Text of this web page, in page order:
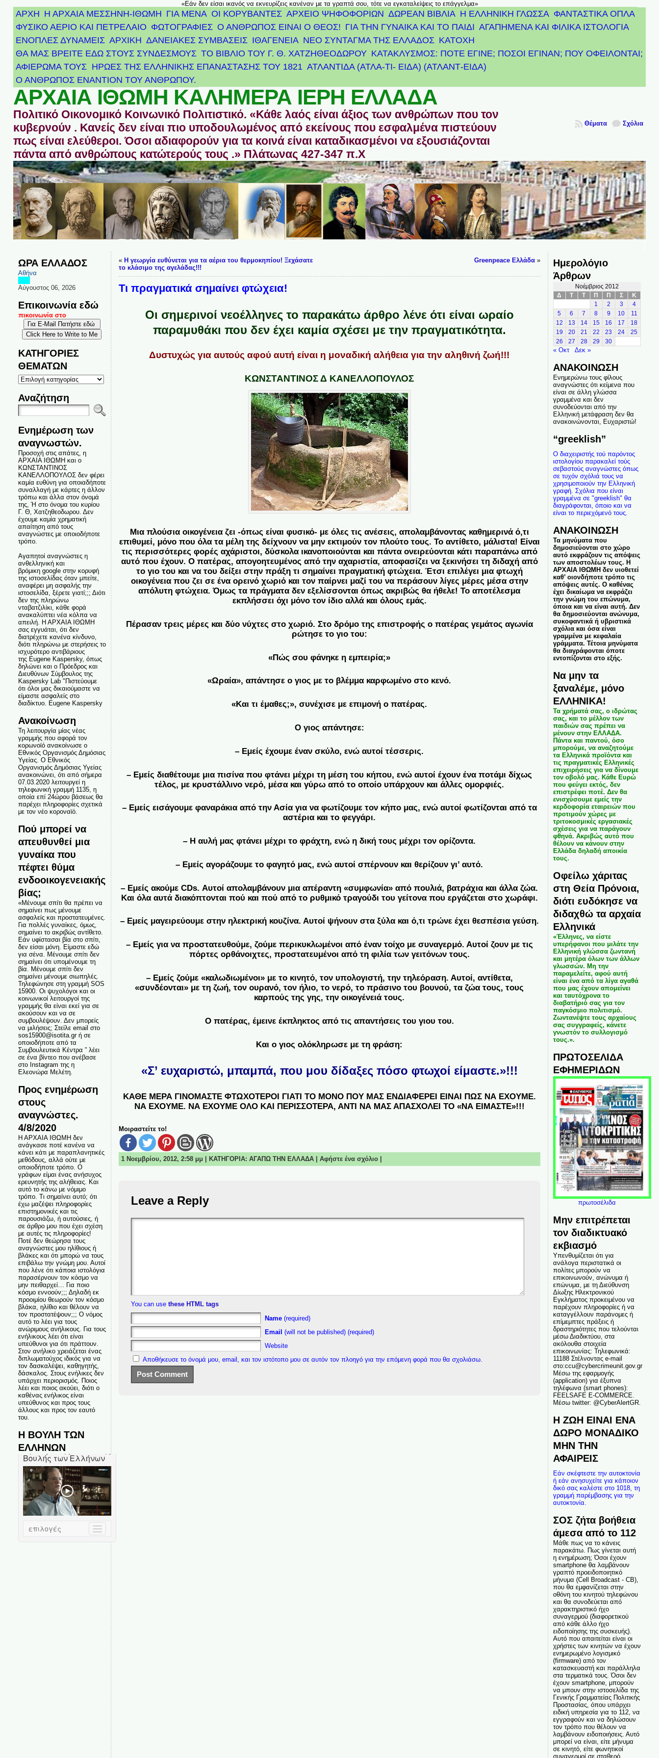
«Εάν δεν είσαι ικανός να εκνευρίζεις κανέναν με τα γραπτά σου, τότε να εγκαταλείψεις το επάγγελμα»
ΑΡΧΗ Η ΑΡΧΑΙΑ ΜΕΣΣΗΝΗ-ΙΘΩΜΗ ΓΙΑ ΜΕΝΑ ΟΙ ΚΟΡΥΒΑΝΤΕΣ ΑΡΧΕΊΟ ΨΗΦΟΦΟΡΙΏΝ ΔΩΡΕΑΝ ΒΙΒΛΙΑ Η ΕΛΛΗΝΙΚΗ ΓΛΩΣΣΑ ΦΑΝΤΑΣΤΙΚΑ ΟΠΛΑ
ΦΥΣΙΚΟ ΑΕΡΙΟ ΚΑΙ ΠΕΤΡΕΛΑΙΟ ΦΩΤΟΓΡΑΦΙΕΣ Ο ΑΝΘΡΩΠΟΣ ΕΙΝΑΙ Ο ΘΕΟΣ! ΓΙΑ ΤΗΝ ΓΥΝΑΙΚΑ ΚΑΙ ΤΟ ΠΑΙΔΙ ΑΓΑΠΗΜΕΝΑ ΚΑΙ ΦΙΛΙΚΑ ΙΣΤΟΛΟΓΙΑ
ΕΝΟΠΛΕΣ ΔΥΝΑΜΕΙΣ ΑΡΧΙΚΉ ΔΑΝΕΙΑΚΕΣ ΣΥΜΒΑΣΕΙΣ ΙΘΑΓΕΝΕΙΑ ΝΕΟ ΣΥΝΤΑΓΜΑ ΤΗΣ ΕΛΛΑΔΟΣ ΚΑΤΟΧΗ
ΘΑ ΜΑΣ ΒΡΕΙΤΕ ΕΔΩ ΣΤΟΥΣ ΣΥΝΔΕΣΜΟΥΣ ΤΟ ΒΙΒΛΙΟ ΤΟΥ Γ. Θ. ΧΑΤΖΗΘΕΟΔΩΡΟΥ ΚΑΤΑΚΛΥΣΜΟΣ: ΠΟΤΕ ΕΓΙΝΕ; ΠΟΣΟΙ ΕΓΙΝΑΝ; ΠΟΥ ΟΦΕΙΛΟΝΤΑΙ;
ΑΦΙΈΡΩΜΑ ΤΟΥΣ ΉΡΩΕΣ ΤΗΣ ΕΛΛΗΝΙΚΉΣ ΕΠΑΝΆΣΤΑΣΗΣ ΤΟΥ 1821 ΑΤΛΑΝΤΊΔΑ (ΑΤΛΑ-ΤΙ- ΕΙΔΑ) (ΑΤΛΑΝΤ-ΕΙΔΑ)
Ο ΑΝΘΡΩΠΟΣ ΕΝΑΝΤΙΟΝ ΤΟΥ ΑΝΘΡΩΠΟΥ.
ΑΡΧΑΙΑ ΙΘΩΜΗ ΚΑΛΗΜΕΡΑ ΙΕΡΗ ΕΛΛΑΔΑ
Πολιτικό Οικονομικό Κοινωνικό Πολιτιστικό. «Κάθε λαός είναι άξιος των ανθρώπων που τον
κυβερνούν . Κανείς δεν είναι πιο υποδουλωμένος από εκείνους που εσφαλμένα πιστεύουν
πως είναι ελεύθεροι. Όσοι αδιαφορούν για τα κοινά είναι καταδικασμένοι να εξουσιάζονται
πάντα από ανθρώπους κατώτερούς τους .» Πλάτωνας 427-347 π.Χ
Σχόλια
Θέματα
ΩΡΑ ΕΛΛΑΔΟΣ
Αθήνα
Αύγουστος 06, 2026
Επικοινωνία εδώ
επικοινωνία στο
ΚΑΤΗΓΟΡΙΕΣ
ΘΕΜΑΤΩΝ
ΚΑΤΗΓΟΡΙΕΣ
ΘΕΜΑΤΩΝ
Αναζήτηση
Ενημέρωση των
αναγνωστών.
Προσοχή στις απάτες, η
ΑΡΧΑΙΑ ΙΘΩΜΗ και ο
ΚΩΝΣΤΑΝΤΙΝΟΣ
ΚΑΝΕΛΛΟΠΟΥΛΟΣ δεν φέρει
καμία ευθύνη για οποιαδήποτε
συναλλαγή με κάρτες η άλλον
τρόπω και άλλα στον όνομά
της, Ή στο όνομα του κυρίου
Γ. Θ, Χατζηθεοδωρου. Δεν
έχουμε καμία χρηματική
απαίτηση από τους
αναγνώστες με οποιοδήποτε
τρόπο.
Αγαπητοί αναγνώστες η
ανθελληνική και
βρόμικη google στην κορυφή
της ιστοσελίδας όταν μπείτε,
αναφέρει μη ασφαλής την
ιστοσελίδα, ξέρετε γιατί;;; Διότι
δεν της πληρώνω
νταβατζιλίκι, κάθε φορά
ανακαλύπτει νέα κόλπα να
απειλή. Η ΑΡΧΑΙΑ ΙΘΩΜΗ
σας εγγυάται, ότι δεν
διατρέχετε κανένα κίνδυνο,
διότι πληρώνω με στερήσεις το
ισχυρότερο αντιβάριους
της Eugene Kaspersky, όπως
δηλώνει και ο Πρόεδρος και
Διευθύνων Σύμβουλος της
Kaspersky Lab "Πιστεύουμε
ότι όλοι μας δικαιούμαστε να
είμαστε ασφαλείς στο
διαδίκτυο. Eugene Kaspersky
Ανακοίνωση
Τη λειτουργία μίας νέας
γραμμής που αφορά τον
κορωνοϊό ανακοίνωσε ο
Εθνικός Οργανισμός Δημόσιας
Υγείας. Ο Εθνικός
Οργανισμός Δημόσιας Υγείας
ανακοινώνει, ότι από σήμερα
07.03.2020 λειτουργεί η
τηλεφωνική γραμμή 1135, η
οποία επί 24ώρου βάσεως θα
παρέχει πληροφορίες σχετικά
με τον νέο κοροναϊό.
Πού μπορεί να
απευθυνθεί μια
γυναίκα που
πέφτει θύμα
ενδοοικογενειακής
βίας;
«Μένουμε σπίτι θα πρέπει να
σημαίνει πως μένουμε
ασφαλείς και προστατευμένες.
Για πολλές γυναίκες, όμως,
σημαίνει το ακριβώς αντίθετο.
Εάν υφίστασαι βία στο σπίτι,
δεν είσαι μόνη. Είμαστε εδώ
για σένα. Μένουμε σπίτι δεν
σημαίνει ότι υπομένουμε τη
βία. Μένουμε σπίτι δεν
σημαίνει μένουμε σιωπηλές.
Τηλεφώνησε στη γραμμή SOS
15900. Οι ψυχολόγοι και οι
κοινωνικοί λειτουργοί της
γραμμής θα είναι εκεί για σε
ακούσουν και να σε
συμβουλέψουν. Δεν μπορείς
να μιλήσεις; Στείλε email στο
sos15900@isotita.gr ή σε
οποιοδήποτε από τα
Συμβουλευτικά Κέντρα ” λέει
σε ένα βίντεο που ανέβασε
στο Instagram της η
Ελεονώρα Μελέτη.
Προς ενημέρωση
στους
αναγνώστες.
4/8/2020
Η ΑΡΧΑΙΑ ΙΘΩΜΗ δεν
ανάγκασε ποτέ κανένα να
κάνει κάτι με παραπλανητικές
μεθόδους, αλλά ούτε με
οποιοδήποτε τρόπο. Ο
γράφων είμαι ένας ανήσυχος
ερευνητής της αλήθειας. Και
αυτό το κάνω με νόμιμο
τρόπο. Τι σημαίνει αυτό; ότι
έχω μαζέψει πληροφορίες
επιστημονικές και τις
παρουσιάζω, ή αυτούσιες, ή
σε άρθρο μου που έχει σχέση
με αυτές τις πληροφορίες!
Ποτέ δεν θεώρησα τους
αναγνώστες μου ηλίθιους ή
βλάκες και ότι μπορώ να τους
επιβάλω την γνώμη μου. Αυτοί
που λένε ότι κάποια ιστολόγια
παρασέρνουν τον κόσμο να
μην πειθαρχεί… Για ποιο
κόσμο εννοούν;;; Δηλαδή εκ
προοιμίου θεωρούν τον κόσμο
βλάκα, ηλίθιο και θέλουν να
τον προστατέψουν;;; Ο νόμος
αυτό το λέει για τους
ανώριμους ανήλικους. Για τους
ενήλικους λέει ότι είναι
υπεύθυνοι για ότι πράττουν.
Στον ανήλικο χρειάζεται ένας
διπλωματούχος ιδικός για να
τον δασκαλέψει, καθηγητής,
δάσκαλος. Στους ενήλικες δεν
υπάρχει περιορισμός. Ποιος
λέει και ποιος ακούει, διότι ο
καθένας ενήλικος είναι
υπεύθυνος και προς τους
άλλους και προς τον εαυτό
του.
Η ΒΟΥΛΗ ΤΩΝ
ΕΛΛΗΝΩΝ
« Η γεωργία ευθύνεται για τα αέρια του θερμοκηπίου! Ξεχάσατε
το κλάσιμο της αγελάδας!!!
Greenpeace Eλλάδα»
Τι πραγματικά σημαίνει φτώχεια!
Οι σημερινοί νεοέλληνες το παρακάτω άρθρο λένε ότι είναι ωραίο
παραμυθάκι που δεν έχει καμία σχέσει με την πραγματικότητα.
Δυστυχώς για αυτούς αφού αυτή είναι η μοναδική αλήθεια για την αληθινή ζωή!!!
ΚΩΝΣΤΑΝΤΙΝΟΣ Δ ΚΑΝΕΛΛΟΠΟΥΛΟΣ
Μια πλούσια οικογένεια ζει -όπως είναι φυσικό- με όλες τις ανέσεις, απολαμβάνοντας καθημερινά ό,τι
επιθυμεί, μόνο που όλα τα μέλη της δείχνουν να μην εκτιμούν τον πλούτο τους. Το αντίθετο, μάλιστα! Είναι
τις περισσότερες φορές αχάριστοι, δύσκολα ικανοποιούνται και πάντα ονειρεύονται κάτι παραπάνω από
αυτό που έχουν. Ο πατέρας, απογοητευμένος από την αχαριστία, αποφασίζει να ξεκινήσει τη διδαχή από
το γιο του και να του δείξει στην πράξη τι σημαίνει πραγματική φτώχεια. Έτσι επιλέγει μια φτωχή
οικογένεια που ζει σε ένα ορεινό χωριό και τον παίρνει μαζί του να περάσουν λίγες μέρες μέσα στην
απόλυτη φτώχεια. Όμως τα πράγματα δεν εξελίσσονται όπως ακριβώς θα ήθελε! Το αποτέλεσμα
εκπλήσσει όχι μόνο τον ίδιο αλλά και όλους εμάς.
Πέρασαν τρεις μέρες και δύο νύχτες στο χωριό. Στο δρόμο της επιστροφής ο πατέρας γεμάτος αγωνία
ρώτησε το γιο του:
«Πώς σου φάνηκε η εμπειρία;»
«Ωραία», απάντησε ο γιος με το βλέμμα καρφωμένο στο κενό.
«Και τι έμαθες;», συνέχισε με επιμονή ο πατέρας.
Ο γιος απάντησε:
– Εμείς έχουμε έναν σκύλο, ενώ αυτοί τέσσερις.
– Εμείς διαθέτουμε μια πισίνα που φτάνει μέχρι τη μέση του κήπου, ενώ αυτοί έχουν ένα ποτάμι δίχως
τέλος, με κρυστάλλινο νερό, μέσα και γύρω από το οποίο υπάρχουν και άλλες ομορφιές.
– Εμείς εισάγουμε φαναράκια από την Ασία για να φωτίζουμε τον κήπο μας, ενώ αυτοί φωτίζονται από τα
αστέρια και το φεγγάρι.
– Η αυλή μας φτάνει μέχρι το φράχτη, ενώ η δική τους μέχρι τον ορίζοντα.
– Εμείς αγοράζουμε το φαγητό μας, ενώ αυτοί σπέρνουν και θερίζουν γι’ αυτό.
– Εμείς ακούμε CDs. Αυτοί απολαμβάνουν μια απέραντη «συμφωνία» από πουλιά, βατράχια και άλλα ζώα.
Και όλα αυτά διακόπτονται πού και πού από το ρυθμικό τραγούδι του γείτονα που εργάζεται στο χωράφι.
– Εμείς μαγειρεύουμε στην ηλεκτρική κουζίνα. Αυτοί ψήνουν στα ξύλα και ό,τι τρώνε έχει θεσπέσια γεύση.
– Εμείς για να προστατευθούμε, ζούμε περικυκλωμένοι από έναν τοίχο με συναγερμό. Αυτοί ζουν με τις
πόρτες ορθάνοιχτες, προστατευμένοι από τη φιλία των γειτόνων τους.
– Εμείς ζούμε «καλωδιωμένοι» με το κινητό, τον υπολογιστή, την τηλεόραση. Αυτοί, αντίθετα,
«συνδέονται» με τη ζωή, τον ουρανό, τον ήλιο, το νερό, το πράσινο του βουνού, τα ζώα τους, τους
καρπούς της γης, την οικογένειά τους.
Ο πατέρας, έμεινε έκπληκτος από τις απαντήσεις του γιου του.
Και ο γιος ολόκληρωσε με τη φράση:
«Σ’ ευχαριστώ, μπαμπά, που μου δίδαξες πόσο φτωχοί είμαστε.»!!!
ΚΑΘΕ ΜΕΡΑ ΓΙΝΟΜΑΣΤΕ ΦΤΩΧΟΤΕΡΟΙ ΓΙΑΤΙ ΤΟ ΜΟΝΟ ΠΟΥ ΜΑΣ ΕΝΔΙΑΦΕΡΕΙ ΕΙΝΑΙ ΠΩΣ ΝΑ ΕΧΟΥΜΕ.
ΝΑ ΕΧΟΥΜΕ. ΝΑ ΕΧΟΥΜΕ ΟΛΟ ΚΑΙ ΠΕΡΙΣΣΟΤΕΡΑ, ΑΝΤΙ ΝΑ ΜΑΣ ΑΠΑΣΧΟΛΕΙ ΤΟ «ΝΑ ΕΙΜΑΣΤΕ»!!!
Μοιραστείτε το!
1 Νοεμβρίου, 2012, 2:58 μμ | ΚΑΤΗΓΟΡΙΑ: ΑΓΑΠΩ ΤΗΝ ΕΛΛΑΔΑ| Αφήστε ένα σχόλιο|
Leave a Reply
You can use these HTML tags
Name (required)
Email (will not be published) (required)
Website
Αποθήκευσε το όνομά μου, email, και τον ιστότοπο μου σε αυτόν τον πλοηγό για την επόμενη φορά που θα σχολιάσω.
Ημερολόγιο
Άρθρων
Νοέμβριος 2012
Δ
Τ Τ Π Π Σ
Κ
1
2 3
4
5
6 7 8 9 10
11
12
13 14 15 16 17
18
19
20 21 22 23 24
25
26
27 28 29 30
« Οκτ Δεκ »
ΑΝΑΚΟΙΝΩΣΗ
Ενημερώνω τους φίλους
αναγνώστες ότι κείμενα που
είναι σε άλλη γλώσσα
γραμμένα και δεν
συνοδεύονται από την
Ελληνική μετάφραση δεν θα
ανακοινώνονται, Ευχαριστώ!
“greeklish”
Ο διαχειριστής τού παρόντος
ιστολογίου παρακαλεί τούς
σεβαστούς αναγνώστες όπως
σε τυχόν σχόλιά τους να
χρησιμοποιούν την Ελληνική
γραφή. Σχόλια που είναι
γραμμένα σε "greeklish" θα
διαγράφονται, όποιο και να
είναι το περιεχόμενό τους.
ΑΝΑΚΟΙΝΩΣΗ
Τα μηνύματα που
δημοσιεύονται στο χώρο
αυτό εκφράζουν τις απόψεις
των αποστολέων τους. Η
ΑΡΧΑΙΑ ΙΘΩΜΗ δεν υιοθετεί
καθ’ οιονδήποτε τρόπο τις
απόψεις αυτές. Ο καθένας
έχει δικαίωμα να εκφράζει
την γνώμη του επώνυμα,
όποια και να είναι αυτή. Δεν
θα δημοσιεύονται ανώνυμα,
συκοφαντικά ή υβριστικά
σχόλια και όσα είναι
γραμμένα με κεφαλαία
γράμματα. Τέτοια μηνύματα
θα διαγράφονται όποτε
εντοπίζονται στο εξής.
Να μην τα
ξαναλέμε, μόνο
ΕΛΛΗΝΙΚΑ!
Τα χρήματά σας, ο ιδρώτας
σας, και το μέλλον των
παιδιών σας πρέπει να
μένουν στην ΕΛΛΑΔΑ.
Πάντα και παντού, όσο
μπορούμε, να αναζητούμε
τα Ελληνικά προϊόντα και
τις πραγματικές Ελληνικές
επιχειρήσεις για να δίνουμε
τον οβολό μας. Κάθε Ευρώ
που φεύγει εκτός, δεν
επιστρέφει ποτέ. Δεν θα
ενισχύσουμε εμείς την
κερδοφορία εταιρειών που
προτιμούν χώρες με
τριτοκοσμικές εργασιακές
σχέσεις για να παράγουν
φθηνά. Ακριβώς αυτό που
θέλουν να κάνουν στην
Ελλάδα δηλαδή αποικία
τους.
Οφείλω χάριτας
στη Θεία Πρόνοια,
διότι ευδόκησε να
διδαχθώ τα αρχαία
Ελληνικά
«Έλληνες, να είστε
υπερήφανοι που μιλάτε την
Ελληνική γλώσσα ζωντανή
και μητέρα όλων των άλλων
γλωσσών. Μη την
παραμελείτε, αφού αυτή
είναι ένα από τα λίγα αγαθά
που μας έχουν απομείνει
και ταυτόχρονα το
διαβατήριό σας για τον
παγκόσμιο πολιτισμό.
Ζωντανέψτε τους αρχαίους
σας συγγραφείς, κάνετε
γνωστόν το συλλογισμό
τους.».
ΠΡΩΤΟΣΕΛΙΔΑ
ΕΦΗΜΕΡΙΔΩΝ
πρωτοσέλιδα
Μην επιτρέπεται
τον διαδικτυακό
εκβιασμό
Υπενθυμίζεται ότι για
ανάλογα περιστατικά οι
πολίτες μπορούν να
επικοινωνούν, ανώνυμα ή
επώνυμα, με τη Διεύθυνση
Δίωξης Ηλεκτρονικού
Εγκλήματος προκειμένου να
παρέχουν πληροφορίες ή να
καταγγέλλουν παράνομες ή
επίμεμπτες πράξεις ή
δραστηριότητες που τελούνται
μέσω Διαδικτύου, στα
ακόλουθα στοιχεία
επικοινωνίας: Τηλεφωνικά:
11188 Στέλνοντας e-mail
στο:ccu@cybercrimeunit.gov.gr
Μέσω της εφαρμογής
(application) για έξυπνα
τηλέφωνα (smart phones):
FEELSAFE E-COMMERCE.
Μέσω twitter: @CyberAlertGR.
Η ΖΩΗ ΕΙΝΑΙ ΕΝΑ
ΔΩΡΟ ΜΟΝΑΔΙΚΟ
ΜΗΝ ΤΗΝ
ΑΦΑΙΡΕΙΣ
Εάν σκέφτεστε την αυτοκτονία
ή εάν ανησυχείτε για κάποιον
δικό σας καλέστε στο 1018, τη
γραμμή παρέμβασης για την
αυτοκτονία.
ΣΟΣ ζήτα βοήθεια
άμεσα από το 112
Μάθε πως να το κάνεις
παρακάτω. Πως γίνεται αυτή
η ενημέρωση; Όσοι έχουν
smartphone θα λαμβάνουν
γραπτό προειδοποιητικό
μήνυμα (Cell Broadcast - CB),
που θα εμφανίζεται στην
οθόνη του κινητού τηλεφώνου
και θα συνοδεύεται από
χαρακτηριστικό ήχο
συναγερμού (διαφορετικού
από κάθε άλλο ήχο
ειδοποίησης της συσκευής).
Αυτό που απαιτείται είναι οι
χρήστες των κινητών να έχουν
ενημερωμένο λογισμικό
(firmware) από τον
κατασκευαστή και παράλληλα
στα τερματικά τους. Όσοι δεν
έχουν smartphone, μπορούν
να μπουν στην ιστοσελίδα της
Γενικής Γραμματείας Πολιτικής
Προστασίας, όπου υπάρχει
ειδική υπηρεσία για το 112, να
εγγραφούν και να δηλώσουν
τον τρόπο που θέλουν να
λαμβάνουν ειδοποιήσεις. Αυτό
μπορεί να είναι, είτε μήνυμα
σε κινητό, είτε φωνητικοί
συναγερμοί σε σταθερό